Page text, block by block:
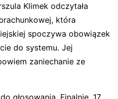
Klimek odczytała
która
spoczywa obowiązek
do systemu. Jej
zaniechanie ze
głosowania. Finalnie, 17